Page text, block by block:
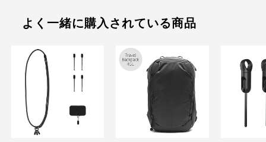
よく一緒に購入されている商品